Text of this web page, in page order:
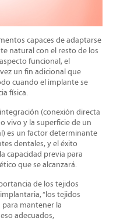
capaces de adaptarse
natural con el resto de los
funcional,el
un fin adicional que
cuando el implante se
física.
(conexión directa
vivo y la superficie de un
es un factor determinante
dentales, y el éxito
capacidad previa para
que se alcanzará.
de los tejidos
“los tejidos
mantener la
adecuados,